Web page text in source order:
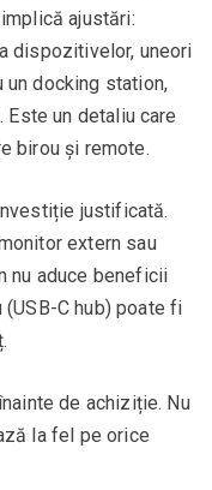
ajustări:
dispozitivelor, uneori
un docking station,
un detaliu care
birou și remote.
justificată.
extern sau
nu aduce beneficii
C hub) poate fi
de achiziție. Nu
la fel pe orice